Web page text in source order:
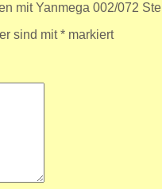
mit Yanmega 002/072
sind mit* markiert